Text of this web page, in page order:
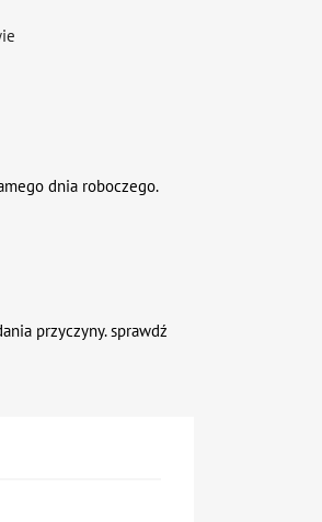
dnia roboczego.
przyczyny. sprawdź